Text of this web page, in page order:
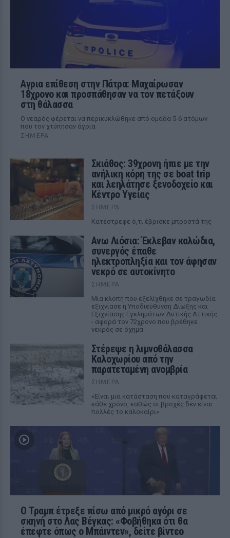
Αγρια επίθεση στην Πάτρα: Μαχαίρωσαν
18χρονο και προσπάθησαν να τον πετάξουν
στη θάλασσα
Ο νεαρός φέρεται να περικυκλώθηκε από ομάδα 5-6 ατόμων
που τον χτύπησαν άγρια
ΣΉΜΕΡΑ
Σκιάθος: 39χρονη ήπιε με την
ανήλικη κόρη της σε boat trip
και λεηλάτησε ξενοδοχείο και
Κέντρο Υγείας
ΣΉΜΕΡΑ
Κατέστρεφε ό,τι έβρισκε μπροστά της
Ανω Λιόσια: Έκλεβαν καλώδια,
συνεργός έπαθε
ηλεκτροπληξία και τον άφησαν
νεκρό σε αυτοκίνητο
ΣΉΜΕΡΑ
Μια κλοπή που εξελίχθηκε σε τραγωδία
εξιχνίασε η Υποδιεύθυνση Δίωξης και
Εξιχνίασης Εγκλημάτων Δυτικής Αττικής
- αφορά τον 72χρονο που βρέθηκε
νεκρός σε όχημα
Στέρεψε η λιμνοθάλασσα
Καλοχωρίου από την
παρατεταμένη ανομβρία
ΣΉΜΕΡΑ
«Είναι μια κατάσταση που καταγράφεται
κάθε χρόνο, καθώς οι βροχές δεν είναι
πολλές το καλοκαίρι»
Ο Τραμπ έτρεξε πίσω από μικρό αγόρι σε
σκηνή στο Λας Βέγκας: «Φοβήθηκα ότι θα
έπεφτε όπως ο Μπάιντεν», δείτε βίντεο